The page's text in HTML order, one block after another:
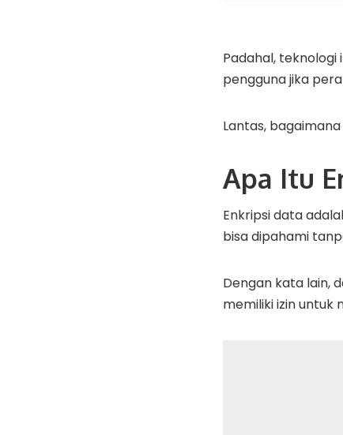
Padahal,
pengguna jika
Lantas,
Apa Itu
Enkripsi data
bisa dipahami
Dengan kata lain,
memiliki izin untuk